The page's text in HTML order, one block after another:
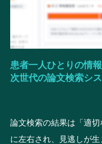
患者一人ひとりの情報
次世代の論文検索シ
論文検索の結果は「適切
に左右され、見逃しが生